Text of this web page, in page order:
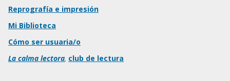
Reprografía e impresión
Mi Biblioteca
Cómo ser usuaria/o
La calma lectora, club de lectura